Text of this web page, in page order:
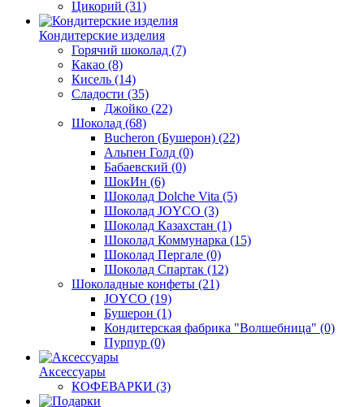
Цикорий (31)
Кондитерские изделия
Горячий шоколад (7)
Какао (8)
Кисель (14)
Сладости (35)
Джойко (22)
Шоколад (68)
Bucheron (Бушерон) (22)
Альпен Голд (0)
Бабаевский (0)
ШокИн (6)
Шоколад Dolche Vita (5)
Шоколад JOYCO (3)
Шоколад Казахстан (1)
Шоколад Коммунарка (15)
Шоколад Пергале (0)
Шоколад Спартак (12)
Шоколадные конфеты (21)
JOYCO (19)
Бушерон (1)
Кондитерская фабрика "Волшебница" (0)
Пурпур (0)
Аксессуары
КОФЕВАРКИ (3)